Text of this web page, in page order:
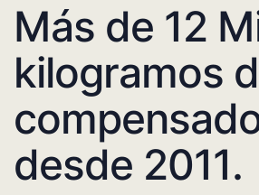
Más de 12
kilogramos
desde 2011.